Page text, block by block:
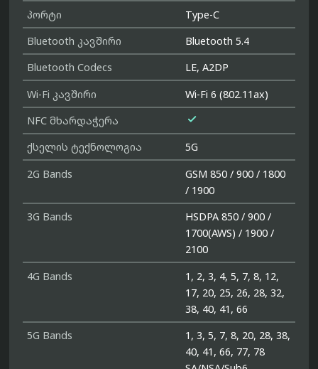
პორტი
Type-C
Bluetooth კავშირი
Bluetooth 5.4
Bluetooth Codecs
LE, A2DP
Wi-Fi კავშირი
Wi-Fi 6 (802.11ax)
NFC მხარდაჭერა

ქსელის ტექნოლოგია
5G
2G Bands
GSM 850 / 900 / 1800
/ 1900
3G Bands
HSDPA 850 / 900 /
1700(AWS) / 1900 /
2100
4G Bands
1, 2, 3, 4, 5, 7, 8, 12,
17, 20, 25, 26, 28, 32,
38, 40, 41, 66
5G Bands
1, 3, 5, 7, 8, 20, 28, 38,
40, 41, 66, 77, 78